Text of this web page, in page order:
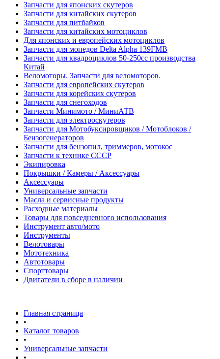
Запчасти для японских скутеров
Запчасти для китайских скутеров
Запчасти для питбайков
Запчасти для китайских мотоциклов
Для японских и европейских мотоциклов
Запчасти для мопедов Delta Alpha 139FMB
Запчасти для квадроциклов 50-250сс производства
Китай
Веломоторы. Запчасти для веломоторов.
Запчасти для европейских скутеров
Запчасти для корейских скутеров
Запчасти для снегоходов
Запчасти Минимото / МиниАТВ
Запчасти для электроскутеров
Запчасти для Мотобуксировщиков / Мотоблоков /
Бензогенераторов
Запчасти для бензопил, триммеров, мотокос
Запчасти к технике СССР
Экипировка
Покрышки / Камеры / Аксессуары
Аксессуары
Универсальные запчасти
Масла и сервисные продукты
Расходные материалы
Товары для повседневного использования
Инструмент авто/мото
Инструменты
Велотовары
Мототехника
Автотовары
Спорттовары
Двигатели в сборе в наличии
Главная страница
•
Каталог товаров
•
Универсальные запчасти
•